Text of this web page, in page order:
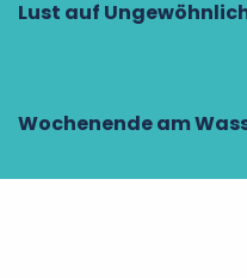
Lust auf
Wochenende am
an!
Tipps und
Mailbox.